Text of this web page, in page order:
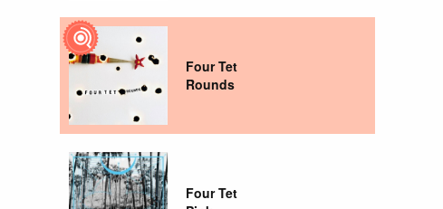
Four Tet
Rounds
Four Tet